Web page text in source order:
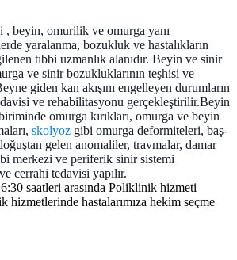
, beyin, omurilik ve omurga yanı
yaralanma, bozukluk ve hastalıkların
tıbbi uzmanlık alanıdır. Beyin ve sinir
ve sinir bozukluklarının teşhisi ve
giden kan akışını engelleyen durumların
ve rehabilitasyonu gerçekleştirilir.Beyin
omurga kırıkları, omurga ve beyin
skolyoz gibi omurga deformiteleri, baş-
gelen anomaliler, travmalar, damar
merkezi ve periferik sinir sistemi
cerrahi tedavisi yapılır.
saatleri arasında Poliklinik hizmeti
hastalarımıza hekim seçme